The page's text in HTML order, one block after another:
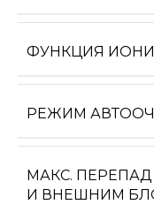
ФУНКЦИЯ
РЕЖИМ
МАКС.
И ВНЕШНИМ